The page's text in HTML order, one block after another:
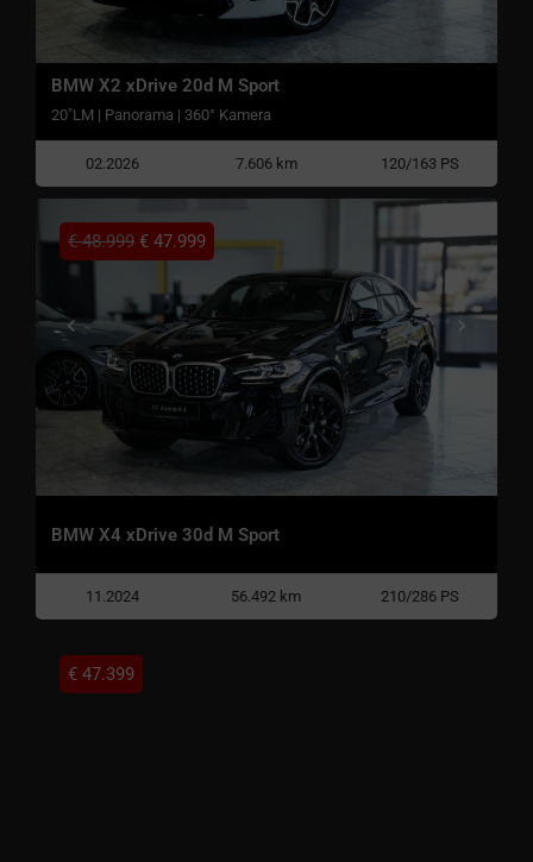
BMW X2 xDrive 20d M Sport
20"LM | Panorama | 360° Kamera
02.2026 7.606 km 120/163 PS
BMW X4 xDrive 30d M Sport
€48.999 € 47.999
11.2024 56.492 km 210/286 PS
€ 47.399